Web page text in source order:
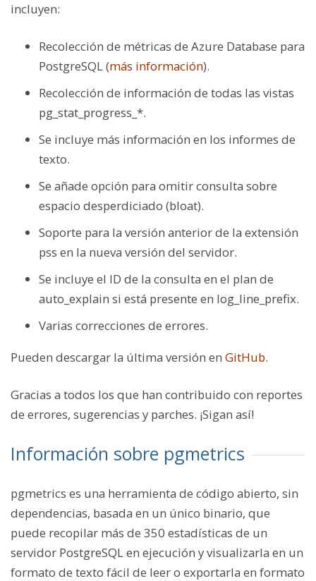
incluyen:
Recolección de métricas de Azure Database para
PostgreSQL (más información).
Recolección de información de todas las vistas
pg_stat_progress_*.
Se incluye más información en los informes de
texto.
Se añade opción para omitir consulta sobre
espacio desperdiciado (bloat).
Soporte para la versión anterior de la extensión
pss en la nueva versión del servidor.
Se incluye el ID de la consulta en el plan de
auto_explain si está presente en log_line_prefix.
Varias correcciones de errores.
Pueden descargar la última versión en GitHub.
Gracias a todos los que han contribuido con reportes
de errores, sugerencias y parches. ¡Sigan así!
Información sobre pgmetrics
pgmetrics es una herramienta de código abierto, sin
dependencias, basada en un único binario, que
puede recopilar más de 350 estadísticas de un
servidor PostgreSQL en ejecución y visualizarla en un
formato de texto fácil de leer o exportarla en formato